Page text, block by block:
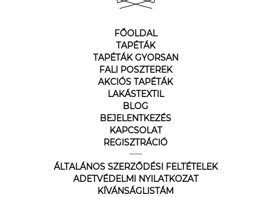
FŐOLDAL
TAPÉTÁK
TAPÉTÁK GYORSAN
FALI POSZTEREK
AKCIÓS TAPÉTÁK
LAKÁSTEXTIL
BLOG
BEJELENTKEZÉS
KAPCSOLAT
REGISZTRÁCIÓ
ÁLTALÁNOS SZERZŐDÉSI FELTÉTELEK
ADETVÉDELMI NYILATKOZAT
KÍVÁNSÁGLISTÁM